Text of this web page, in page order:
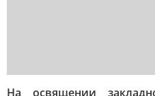
На освящении